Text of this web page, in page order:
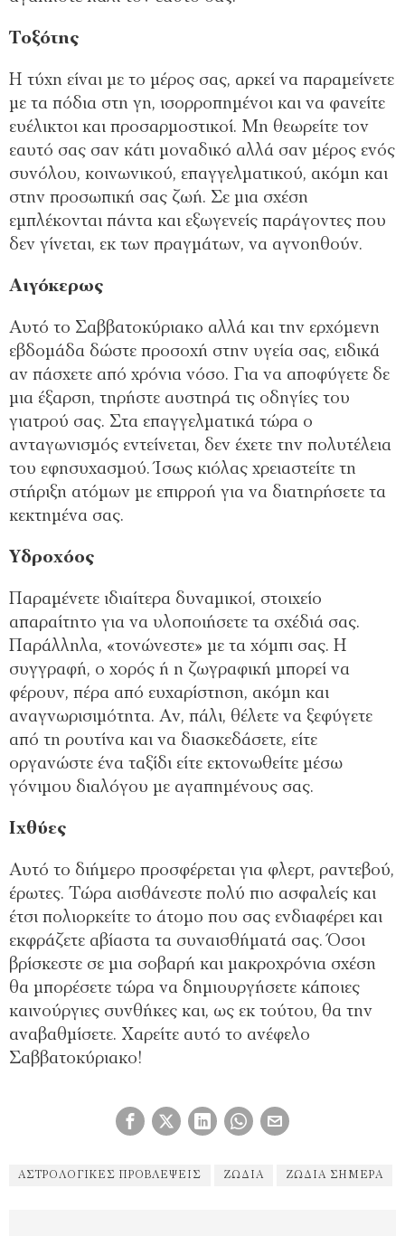
Τοξότης
Η τύχη είναι με το μέρος σας, αρκεί να παραμείνετε
με τα πόδια στη γη, ισορροπημένοι και να φανείτε
ευέλικτοι και προσαρμοστικοί. Μη θεωρείτε τον
εαυτό σας σαν κάτι μοναδικό αλλά σαν μέρος ενός
συνόλου, κοινωνικού, επαγγελματικού, ακόμη και
στην προσωπική σας ζωή. Σε μια σχέση
εμπλέκονται πάντα και εξωγενείς παράγοντες που
δεν γίνεται, εκ των πραγμάτων, να αγνοηθούν.
Αιγόκερως
Αυτό το Σαββατοκύριακο αλλά και την ερχόμενη
εβδομάδα δώστε προσοχή στην υγεία σας, ειδικά
αν πάσχετε από χρόνια νόσο. Για να αποφύγετε δε
μια έξαρση, τηρήστε αυστηρά τις οδηγίες του
γιατρού σας. Στα επαγγελματικά τώρα ο
ανταγωνισμός εντείνεται, δεν έχετε την πολυτέλεια
του εφησυχασμού. Ίσως κιόλας χρειαστείτε τη
στήριξη ατόμων με επιρροή για να διατηρήσετε τα
κεκτημένα σας.
Υδροχόος
Παραμένετε ιδιαίτερα δυναμικοί, στοιχείο
απαραίτητο για να υλοποιήσετε τα σχέδιά σας.
Παράλληλα, «τονώνεστε» με τα χόμπι σας. Η
συγγραφή, ο χορός ή η ζωγραφική μπορεί να
φέρουν, πέρα από ευχαρίστηση, ακόμη και
αναγνωρισιμότητα. Αν, πάλι, θέλετε να ξεφύγετε
από τη ρουτίνα και να διασκεδάσετε, είτε
οργανώστε ένα ταξίδι είτε εκτονωθείτε μέσω
γόνιμου διαλόγου με αγαπημένους σας.
Ιχθύες
Αυτό το διήμερο προσφέρεται για φλερτ, ραντεβού,
έρωτες. Τώρα αισθάνεστε πολύ πιο ασφαλείς και
έτσι πολιορκείτε το άτομο που σας ενδιαφέρει και
εκφράζετε αβίαστα τα συναισθήματά σας. Όσοι
βρίσκεστε σε μια σοβαρή και μακροχρόνια σχέση
θα μπορέσετε τώρα να δημιουργήσετε κάποιες
καινούργιες συνθήκες και, ως εκ τούτου, θα την
αναβαθμίσετε. Χαρείτε αυτό το ανέφελο
Σαββατοκύριακο!
ΑΣΤΡΟΛΟΓΙΚΈΣ ΠΡΟΒΛΈΨΕΙΣ ΖΏΔΙΑ ΖΏΔΙΑ ΣΉΜΕΡΑ